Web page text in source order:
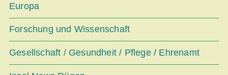
Europa
Forschung und Wissenschaft
Gesellschaft / Gesundheit / Pflege / Ehrenamt